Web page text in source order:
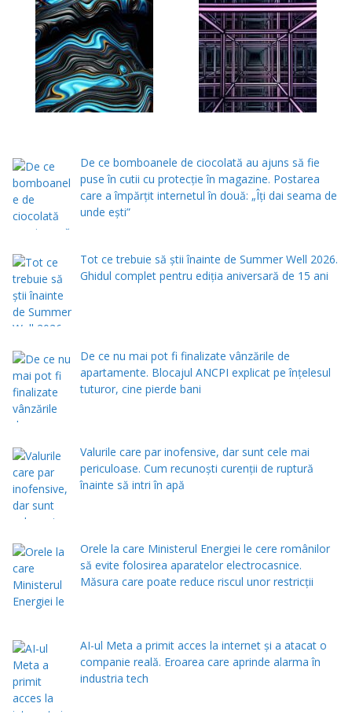
De ce bomboanele de ciocolată au ajuns să fie
puse în cutii cu protecţie în magazine. Postarea
care a împărţit internetul în două: „Îţi dai seama de
unde eşti”
Tot ce trebuie să știi înainte de Summer Well 2026.
Ghidul complet pentru ediția aniversară de 15 ani
De ce nu mai pot fi finalizate vânzările de
apartamente. Blocajul ANCPI explicat pe înțelesul
tuturor, cine pierde bani
Valurile care par inofensive, dar sunt cele mai
periculoase. Cum recunoști curenții de ruptură
înainte să intri în apă
Orele la care Ministerul Energiei le cere românilor
să evite folosirea aparatelor electrocasnice.
Măsura care poate reduce riscul unor restricții
AI-ul Meta a primit acces la internet și a atacat o
companie reală. Eroarea care aprinde alarma în
industria tech